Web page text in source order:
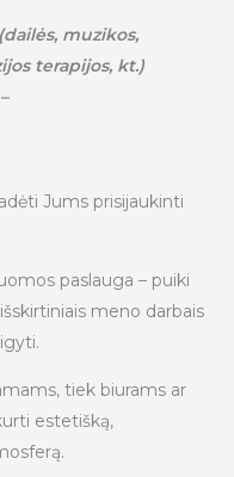
muzikos,
terapijos, kt.)
Jums prisijaukinti
paslauga – puiki
meno darbais
tiek biurams ar
estetišką,